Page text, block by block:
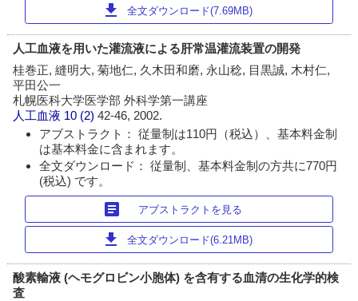
download 全文ダウンロード(7.69MB)
人工血液を用いた灌流液による肝常温灌流装置の開発
桂巻正, 縫明大, 菊地仁, 久木田和磨, 永山稔, 目黒誠, 木村仁,
平田公一
札幌医科大学医学部 外科学第一講座
人工血液 10 (2)42-46, 2002.
アブストラクト： 従量制は110円（税込）、基本料金制
は基本料金に含まれます。
全文ダウンロード： 従量制、基本料金制の方共に770円
(税込) です。
article アブストラクトを見る
download 全文ダウンロード(6.21MB)
酸素輸液 (ヘモグロビン小胞体) を含有する血清の生化学的検
査